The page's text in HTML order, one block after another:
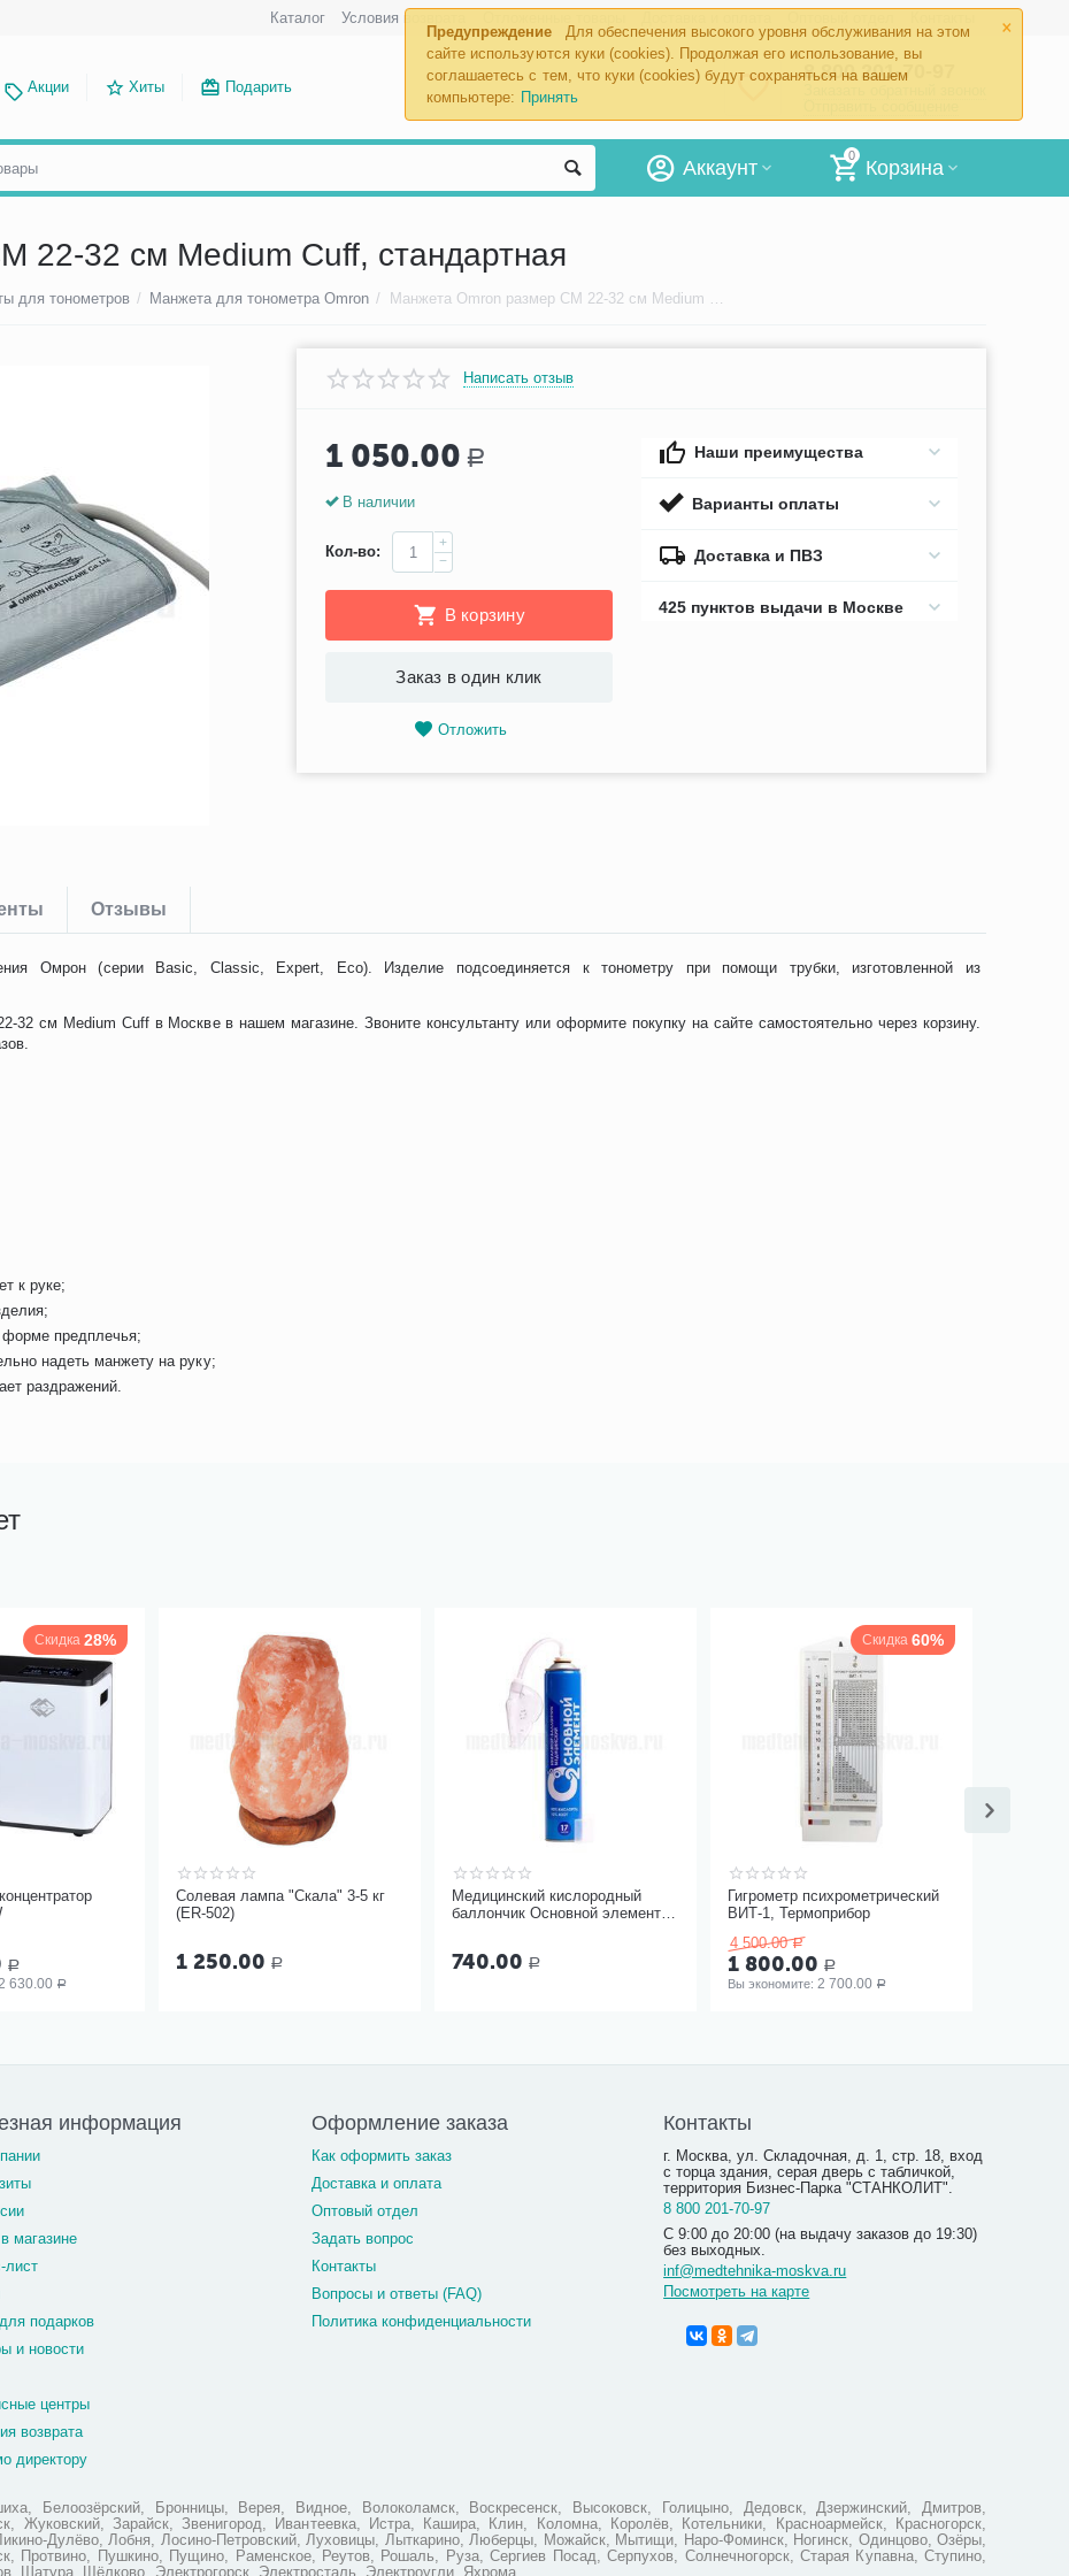
×
Предупреждение
Для обеспечения высокого уровня обслуживания на этом
сайте используются куки (cookies). Продолжая его использование, вы
соглашаетесь с тем, что куки (cookies) будут сохраняться на вашем
компьютере: Принять
Каталог Условия возврата
Акции Хиты Подарить
8 800 201-70-97
0
Корзина
Аккаунт
22-32 см Medium Cuff, стандартная
для тонометров / Манжета для тонометра Omron / Манжета Omron размер CM 22-32 см Medium Cuff, стандартная
Написать отзыв
1 050.00 Р
В наличии
Кол-во:
+
−
В корзину
Заказ в один клик
Отложить
Наши преимущества
Варианты оплаты
Доставка и ПВЗ
425 пунктов выдачи в Москве
Отзывы
Омрон (серии Basic, Classic, Expert, Eco). Изделие подсоединяется к тонометру при помощи трубки, изготовленной из
32 см Medium Cuff в Москве в нашем магазине. Звоните консультанту или оформите покупку на сайте самостоятельно через корзину.
к руке;
форме предплечья;
надеть манжету на руку;
раздражений.
Скидка 28%
Р
630.00 Р
Солевая лампа "Скала" 3-5 кг
(ER-502)
1 250.00 Р
Медицинский кислородный
баллончик Основной элемент
740.00 Р
Скидка 60%
Гигрометр психрометрический
ВИТ-1, Термоприбор
4 500.00 Р
1 800.00 Р
Вы экономите: 2 700.00 Р
информация
магазине
лист
подарков
и новости
центры
возврата
директору
Оформление заказа
Как оформить заказ
Доставка и оплата
Оптовый отдел
Задать вопрос
Контакты
Вопросы и ответы (FAQ)
Политика конфиденциальности
Контакты
г. Москва, ул. Складочная, д. 1, стр. 18, вход
с торца здания, серая дверь с табличкой,
территория Бизнес-Парка "СТАНКОЛИТ".
8 800 201-70-97
С 9:00 до 20:00 (на выдачу заказов до 19:30)
без выходных.
inf@medtehnika-moskva.ru
Посмотреть на карте
Белоозёрский, Бронницы, Верея, Видное, Волоколамск, Воскресенск, Высоковск, Голицыно, Дедовск, Дзержинский, Дмитров,
Жуковский, Зарайск, Звенигород, Ивантеевка, Истра, Кашира, Клин, Коломна, Королёв, Котельники, Красноармейск, Красногорск,
Дулёво, Лобня, Лосино-Петровский, Луховицы, Лыткарино, Люберцы, Можайск, Мытищи, Наро-Фоминск, Ногинск, Одинцово, Озёры,
Протвино, Пушкино, Пущино, Раменское, Реутов, Рошаль, Руза, Сергиев Посад, Серпухов, Солнечногорск, Старая Купавна, Ступино,
Шатура, Щёлково, Электрогорск, Электросталь, Электроугли, Яхрома.